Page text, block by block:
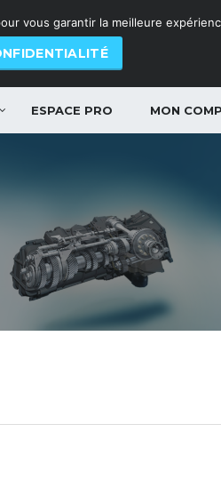
ESPACE PRO MON
vous garantir la meilleure